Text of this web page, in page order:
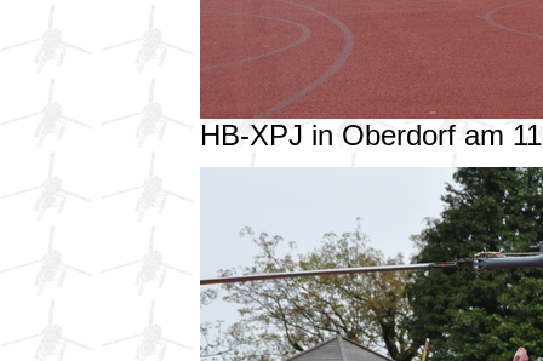
HB-XPJ in Oberdorf am